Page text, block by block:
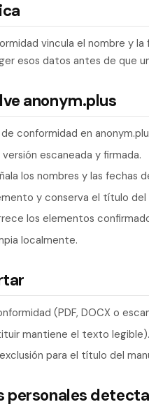
vincula el nombre y
esos datos antes de que
anonym.plus
conformidad en
versión escaneada y firmada.
los nombres y las fechas
y conserva el título
los elementos
localmente.
(PDF, DOCX o
mantiene el texto legible).
para el título del
personales